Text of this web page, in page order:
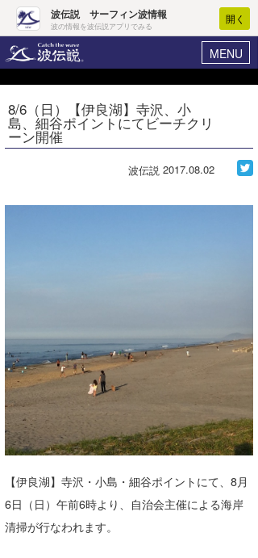
波伝説 サーフィン波情報
波の情報を波伝説アプリでみる
開く
MENU
ヘルプ マイホーム
ログイン
会員メニュー
今月のプレゼント
8/6（日）【伊良湖】寺沢、小
島、細谷ポイントにてビーチクリ
ーン開催
波伝説 2017.08.02
【伊良湖】寺沢・小島・細谷ポイントにて、8月
6日（日）午前6時より、自治会主催による海岸
清掃が行なわれます。
Core Surf Japan
コンテスト
ファッション/グッズ
アート＆エンタメ
ショップ情報
湘南
千葉北
伊豆
千葉南
大阪
ウラナミ
お知らせ
その他
ルール＆How to
VOTE!
サーファーズ